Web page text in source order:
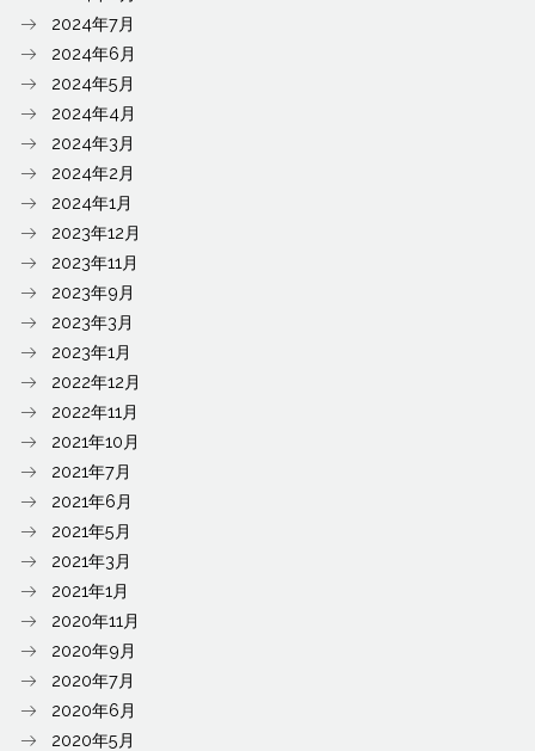
2024年7月
2024年6月
2024年5月
2024年4月
2024年3月
2024年2月
2024年1月
2023年12月
2023年11月
2023年9月
2023年3月
2023年1月
2022年12月
2022年11月
2021年10月
2021年7月
2021年6月
2021年5月
2021年3月
2021年1月
2020年11月
2020年9月
2020年7月
2020年6月
2020年5月